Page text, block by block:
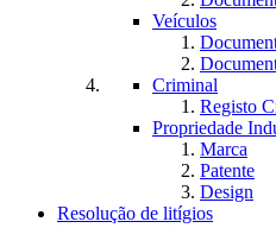
Veículos
Criminal
Registo
Propriedade
Marca
Patente
Design
Resolução de litígios